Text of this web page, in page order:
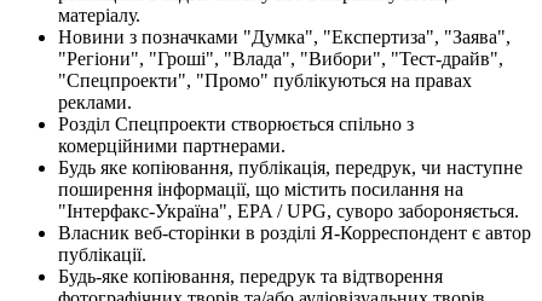
матеріалу.
Новини з позначками "Думка", "Експертиза", "Заява",
"Регіони", "Гроші", "Влада", "Вибори", "Тест-драйв",
"Спецпроекти", "Промо" публікуються на правах
реклами.
Розділ Спецпроекти створюється спільно з
комерційними партнерами.
Будь яке копіювання, публікація, передрук, чи наступне
поширення інформації, що містить посилання на
"Інтерфакс-Україна", EPA / UPG, суворо забороняється.
Власник веб-сторінки в розділі Я-Корреспондент є автор
публікації.
Будь-яке копіювання, передрук та відтворення